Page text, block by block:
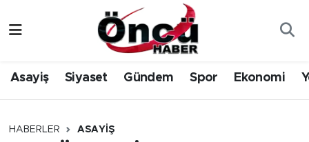
Asayiş Siyaset Gündem Spor Ekonomi
HABERLER ASAYIŞ
Gündem
Sağlık & Çevre
Düzce Nöbetçi Eczaneler
Düzce Hava Durumu
Düzce Namaz Vakitleri